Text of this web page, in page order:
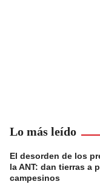
Lo más leído
El desorden de los
la ANT: dan tierras a
campesinos